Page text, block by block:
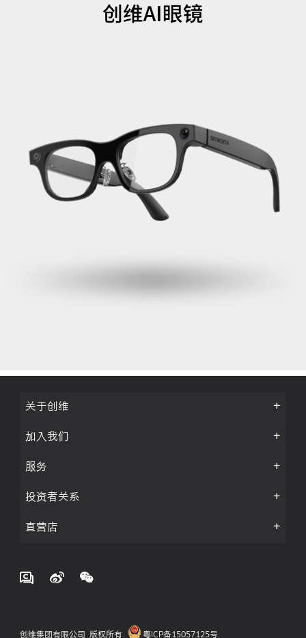
关于创维
加入我们
服务
投资者关系
直营店
创维集团有限公司 版权所有 粤ICP备15057125号